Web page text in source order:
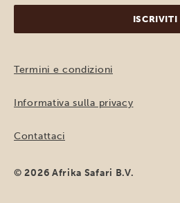
Termini e condizioni
Informativa sulla privacy
Contattaci
© 2026 Afrika Safari B.V.